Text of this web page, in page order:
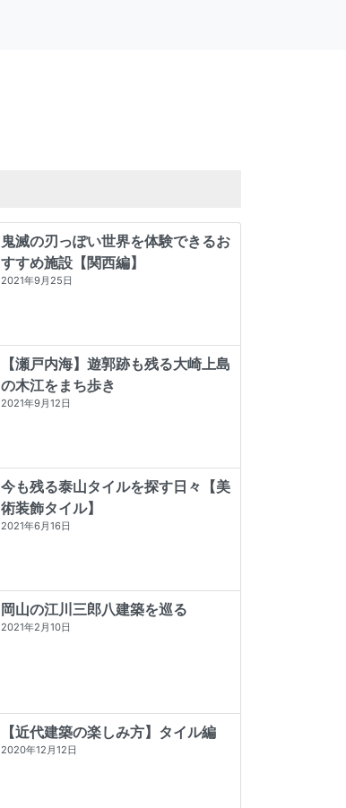
鬼滅の刃っぽい世界を体験できるお
すすめ施設【関西編】
2021年9月25日
【瀬戸内海】遊郭跡も残る大崎上島
の木江をまち歩き
2021年9月12日
今も残る泰山タイルを探す日々【美
術装飾タイル】
2021年6月16日
岡山の江川三郎八建築を巡る
2021年2月10日
【近代建築の楽しみ方】タイル編
2020年12月12日